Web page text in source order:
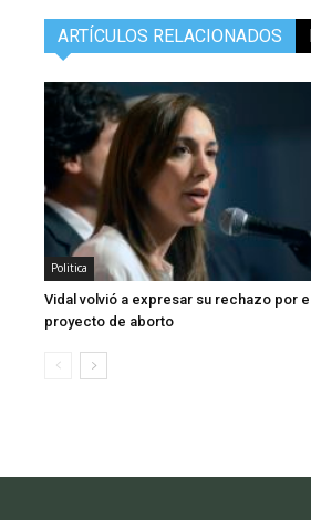
ARTÍCULOS RELACIONADOS
Politica
Vidal volvió a expresar su rechazo por el
proyecto de aborto